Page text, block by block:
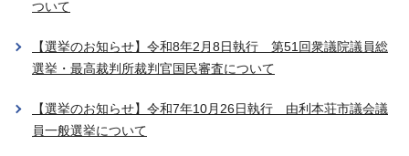
ついて
【選挙のお知らせ】令和8年2月8日執行 第51回衆議院議員総
選挙・最高裁判所裁判官国民審査について
【選挙のお知らせ】令和7年10月26日執行 由利本荘市議会議
員一般選挙について